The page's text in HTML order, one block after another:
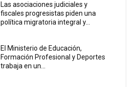
Las asociaciones judiciales y
fiscales progresistas piden una
política migratoria integral y...
El Ministerio de Educación,
Formación Profesional y Deportes
trabaja en un...